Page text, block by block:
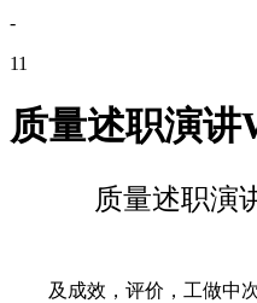
-
11
质量述职演讲
质量述职演
及成效，评价，工做中次